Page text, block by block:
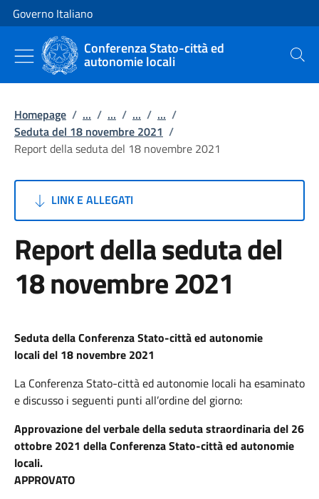
Vai al contenuto
Vai alla navigazione del sito
Governo Italiano
Conferenza Stato-città ed
autonomie locali Cerca
Homepage / ... / ... / ... / ... /
Seduta del 18 novembre 2021 /
Report della seduta del 18 novembre 2021
LINK E ALLEGATI
Report della seduta del
18 novembre 2021
Seduta dellaConferenza Stato-città ed autonomie
localidel 18 novembre 2021
La Conferenza Stato-città ed autonomie locali ha esaminato
e discusso i seguenti punti all’ordine del giorno:
Approvazione del verbale della seduta straordinaria del 26
ottobre 2021 della Conferenza Stato-città ed autonomie
locali.
APPROVATO